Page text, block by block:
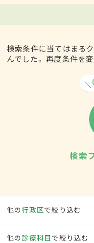
検索条件に当てはまる
んでした。再度条件を
検索
他の行政区で絞り込む
他の 診療科目で絞り込む